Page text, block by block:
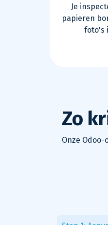
Je
papieren
foto's
Zo
Onze